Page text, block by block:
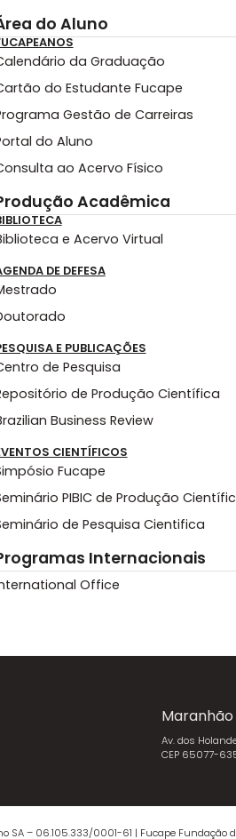
do Aluno
da Graduação
do Estudante Fucape
Gestão de Carreiras
do Aluno
ao Acervo Físico
Acadêmica
e Acervo Virtual
DE DEFESA
E PUBLICAÇÕES
de Pesquisa
de Produção Científica
Business Review
CIENTÍFICOS
Fucape
PIBIC de Produção
de Pesquisa Cientifica
Internacionais
Office
Maranhão
Av. dos
CEP 65077-
SA – 06.105.333/0001-61 | Fucape Fundação